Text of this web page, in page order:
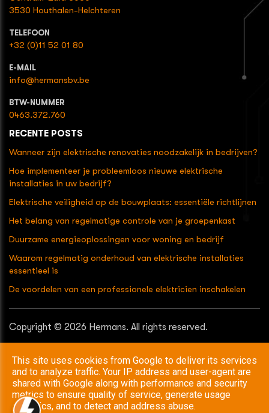
3530 Houthalen-Helchteren
TELEFOON
+32 (0)11 52 01 80
E-MAIL
info@hermansbv.be
BTW-NUMMER
0463.372.760
RECENTE POSTS
Wanneer zijn elektrische renovaties noodzakelijk in bedrijven?
Hoe implementeer je probleemloos nieuwe elektrische
installaties in uw bedrijf?
Elektrische veiligheid op de bouwplaats: essentiële richtlijnen
Het belang van regelmatige controle van je groepenkast
Duurzame energieoplossingen voor woning en bedrijf
Waarom regelmatig onderhoud van elektrische installaties
essentieel is
De voordelen van een professionele elektricien inschakelen
Copyright © 2026 Hermans. All rights reserved.
This site uses cookies from Google to deliver its services
and to analyze traffic. Your IP address and user-agent are
shared with Google along with performance and security
metrics to ensure quality of service, generate usage
statistics, and to detect and address abuse.